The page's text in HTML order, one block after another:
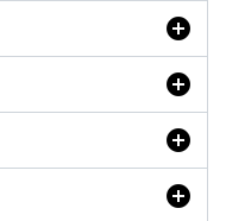



